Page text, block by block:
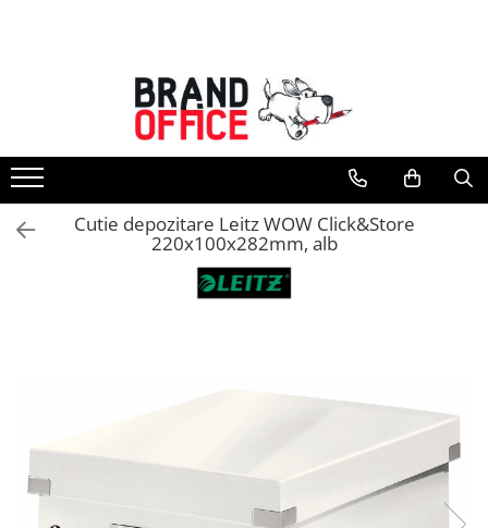
Unitate Protejata - PRODUCTIE
Hartie copiator si produse
tipografice
Produse consumabile din hartie
Detergenti si dezinfectanti
Saci menajeri (Unitate Protejata)
Hartie si articole din hartie
Bibliorafturi, caiete mecanice,
Cutie depozitare Leitz WOW Click&Store
220x100x282mm, alb